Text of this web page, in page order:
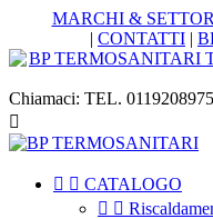
MARCHI &
| CONTATTI |
Chiamaci: TEL. 0119208975

  CATALOGO
 